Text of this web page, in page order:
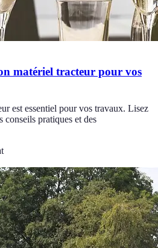
matériel tracteur pour vos
est essentiel pour vos travaux. Lisez
conseils pratiques et des